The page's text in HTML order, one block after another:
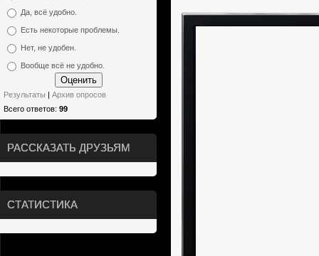
Да, всё удобно.
Есть некоторые проблемы.
Нет, не удобен.
Вообще всё не удобно.
Результаты
Архив опросов
Всего ответов: 99
РАССКАЗАТЬ ДРУЗЬЯМ
СТАТИСТИКА